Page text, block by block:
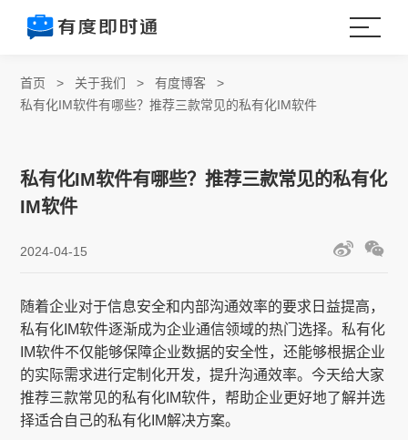
首页 > 关于我们 >有度博客 >
私有化IM软件有哪些？推荐三款常见的私有化IM软件
私有化IM软件有哪些？推荐三款常见的私有化
IM软件
2024-04-15
随着企业对于信息安全和内部沟通效率的要求日益提高，
私有化IM软件逐渐成为企业通信领域的热门选择。私有化
IM软件不仅能够保障企业数据的安全性，还能够根据企业
的实际需求进行定制化开发，提升沟通效率。今天给大家
推荐三款常见的私有化IM软件，帮助企业更好地了解并选
择适合自己的私有化IM解决方案。